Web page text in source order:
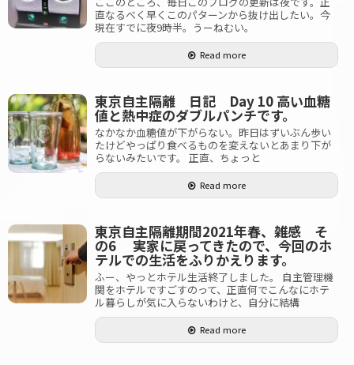
直なるべく早くこのパターンから抜け出したい。今
現在すでに夜9時半。うーねむい。
Read more
東京自主隔離 日記 Day 10 高い血糖
値と熱中症のダブルパンチです。
なかなか血糖値が下がらない。昨日はずいぶん歩い
たけどやっぱり食べるものを変えないとあまり下が
らないみたいです。 正直、ちょっと
Read more
東京自主隔離期間2021年春、雑感 そ
の6 実家に戻ってきたので、今回のホ
テルでの生活をふりかえります。
ふー、やっとホテル生活終了しました。 自主管理機
関をホテルですごすのって、正直何でこんなにホテ
ル暮らしが気に入らないわけと、自分に結構
Read more